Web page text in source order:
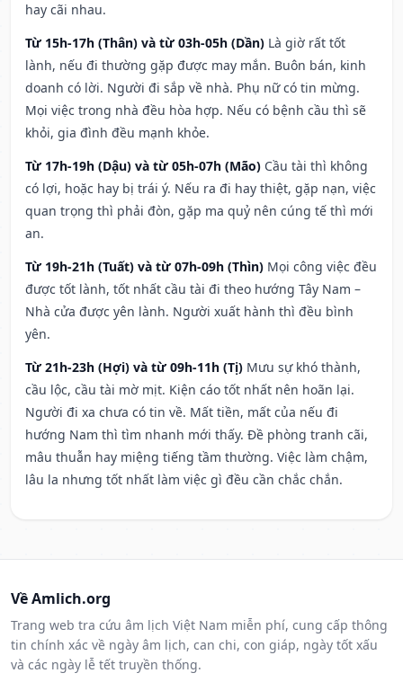
hay cãi nhau.
Từ 15h-17h (Thân) và từ 03h-05h (Dần) Là giờ rất tốt
lành, nếu đi thường gặp được may mắn. Buôn bán, kinh
doanh có lời. Người đi sắp về nhà. Phụ nữ có tin mừng.
Mọi việc trong nhà đều hòa hợp. Nếu có bệnh cầu thì sẽ
khỏi, gia đình đều mạnh khỏe.
Từ 17h-19h (Dậu) và từ 05h-07h (Mão) Cầu tài thì không
có lợi, hoặc hay bị trái ý. Nếu ra đi hay thiệt, gặp nạn, việc
quan trọng thì phải đòn, gặp ma quỷ nên cúng tế thì mới
an.
Từ 19h-21h (Tuất) và từ 07h-09h (Thìn) Mọi công việc đều
được tốt lành, tốt nhất cầu tài đi theo hướng Tây Nam –
Nhà cửa được yên lành. Người xuất hành thì đều bình
yên.
Từ 21h-23h (Hợi) và từ 09h-11h (Tị) Mưu sự khó thành,
cầu lộc, cầu tài mờ mịt. Kiện cáo tốt nhất nên hoãn lại.
Người đi xa chưa có tin về. Mất tiền, mất của nếu đi
hướng Nam thì tìm nhanh mới thấy. Đề phòng tranh cãi,
mâu thuẫn hay miệng tiếng tầm thường. Việc làm chậm,
lâu la nhưng tốt nhất làm việc gì đều cần chắc chắn.
Về Amlich.org
Trang web tra cứu âm lịch Việt Nam miễn phí, cung cấp thông
tin chính xác về ngày âm lịch, can chi, con giáp, ngày tốt xấu
và các ngày lễ tết truyền thống.